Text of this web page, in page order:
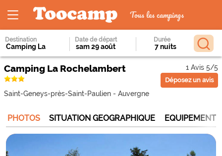
Tous les campings
Destination Date de départ Durée
Camping La Rochelambert
Saint-Geneys-près-Saint-Paulien - Auvergne
1 Avis 5/5
Déposez un avis
PHOTOS SITUATION GEOGRAPHIQUE